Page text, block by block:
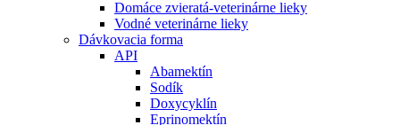
Domáce zvieratá-veterinárne lieky
Vodné veterinárne lieky
Dávkovacia forma
API
Abamektín
Sodík
Doxycyklín
Eprinomektín